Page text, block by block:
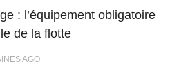
: l’équipement obligatoire
de la flotte
AGO